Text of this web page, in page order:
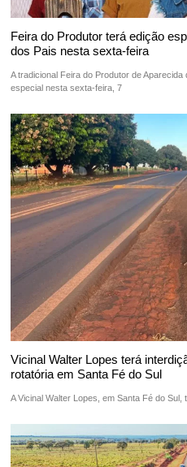
Feira do Produtor terá edição
dos Pais nesta sexta-feira
A tradicional Feira do Produtor de
especial nesta sexta-feira, 7
Vicinal Walter Lopes terá
rotatória em Santa Fé do Sul
A Vicinal Walter Lopes, em Santa Fé do